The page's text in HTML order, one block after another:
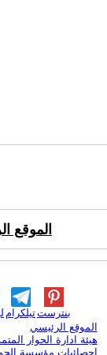
الموقع
تيلكرامبنترست
الموقع الرئيسي
هيئة ادارة الحوار
إحصائيات مؤسسة